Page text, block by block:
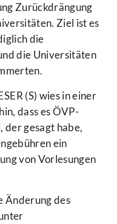
Zurückdrängung
Ziel ist es
die
die Universitäten
(S) wies in einer
dass es ÖVP-
der gesagt habe,
ein
von Vorlesungen
Änderung des